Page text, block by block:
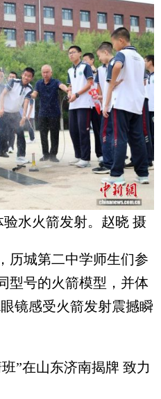
水火箭发射。赵晓 摄
城第二中学师生们参
型号的火箭模型，并体
镜感受火箭发射震撼瞬
在山东济南揭牌 致力